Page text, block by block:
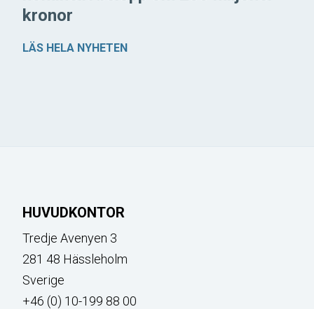
kronor
LÄS HELA NYHETEN
HUVUDKONTOR
Tredje Avenyen 3
281 48 Hässleholm
Sverige
+46 (0) 10-199 88 00